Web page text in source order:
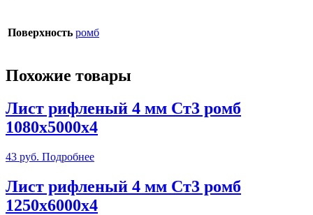
Поверхность ромб
Похожие товары
Лист рифленый 4 мм Ст3 ромб
1080х5000х4
43 руб. Подробнее
Лист рифленый 4 мм Ст3 ромб
1250х6000х4